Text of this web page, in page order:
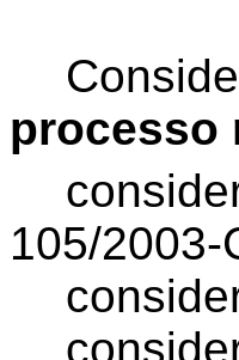
processo
105/2003-